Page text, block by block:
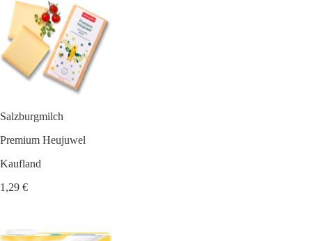
Salzburgmilch
Premium Heujuwel
Kaufland
1,29 €